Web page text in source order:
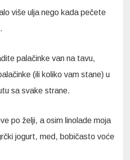
više ulja nego kada pečete
palačinke van na tavu,
(ili koliko vam stane) u
sa svake strane.
po želji, a osim linolade moja
jogurt, med, bobičasto voće